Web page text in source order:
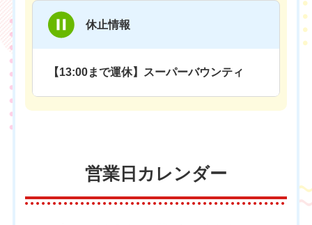
休止情報
【13:00まで運休】スーパーバウンティ
営業日カレンダー